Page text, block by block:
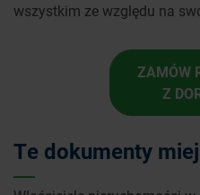
wszystkim ze względu na
ZAMÓW
Z
Te dokumenty